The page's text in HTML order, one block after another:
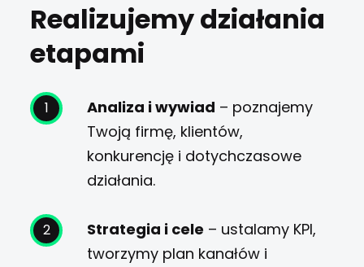
Realizujemy działania
etapami
Analiza i wywiad – poznajemy
Twoją firmę, klientów,
konkurencję i dotychczasowe
działania.
Strategia i cele – ustalamy KPI,
tworzymy plan kanałów i